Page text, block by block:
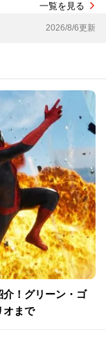
一覧を見る
2026/8/6更新
介！グリーン・ゴ
オまで